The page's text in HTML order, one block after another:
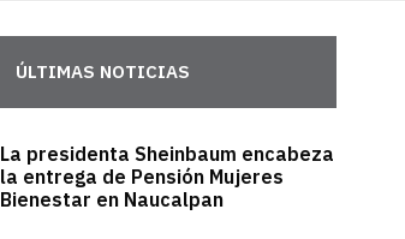
ÚLTIMAS NOTICIAS
La presidenta Sheinbaum encabeza
la entrega de Pensión Mujeres
Bienestar en Naucalpan